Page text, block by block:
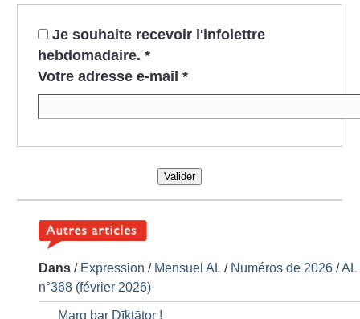
Je souhaite recevoir l'infolettre
hebdomadaire. *
Votre adresse e-mail *
Valider
Dans / Expression / Mensuel AL / Numéros de 2026 /AL
n°368 (février 2026)
Marg bar Dīktātor !